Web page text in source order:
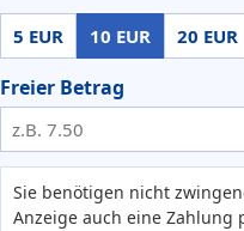
5 EUR 10 EUR 20 EUR
Freier Betrag
Sie benötigen nicht
Anzeige auch eine Zahlung